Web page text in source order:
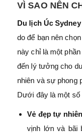
VÌ SAO NÊN
Du lịch Úc Sydney
do để bạn nên
này chỉ là một
đến lý tưởng cho
nhiên và sự phong
Dưới đây là một số
Vẻ đẹp tự
vịnh lớn và bãi